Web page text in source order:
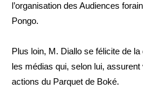
l’organisation des Audiences
Pongo.
Plus loin, M. Diallo se félicite de
les médias qui, selon lui,
actions du Parquet de Boké.